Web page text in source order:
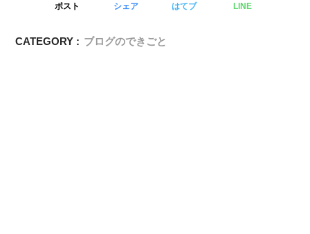
ポスト シェア はてブ LINE
CATEGORY : ブログのできごと